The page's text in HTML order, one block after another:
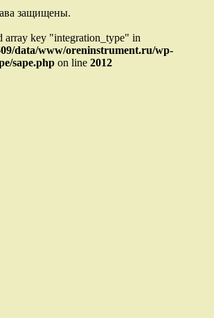
защищены.
array key "integration_type" in
data/www/oreninstrument.ru/wp-
sape.php on line 2012